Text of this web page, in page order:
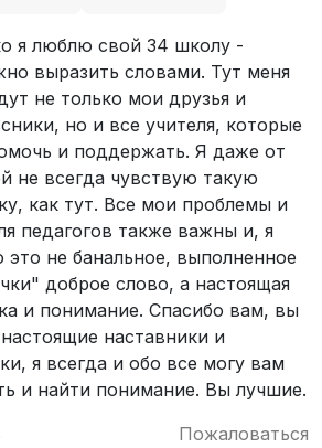
я люблю свой 34 школу -
выразить словами. Тут меня
не только мои друзья и
но и все учителя, которые
и поддержать. Я даже от
не всегда чувствую такую
как тут. Все мои проблемы и
педагогов также важны и, я
это не банальное, выполненное
доброе слово, а настоящая
и понимание. Спасибо вам, вы
наставники и
я всегда и обо все могу вам
и найти понимание. Вы лучшие.
Пожаловаться